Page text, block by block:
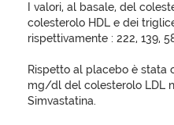
I valori, al basale, del
colesterolo HDL e dei
rispettivamente : 222, 139,
Rispetto al placebo è stata
mg/dl del colesterolo LDL
Simvastatina.